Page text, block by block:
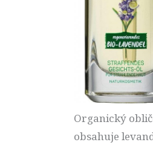
Organický
obsahuje